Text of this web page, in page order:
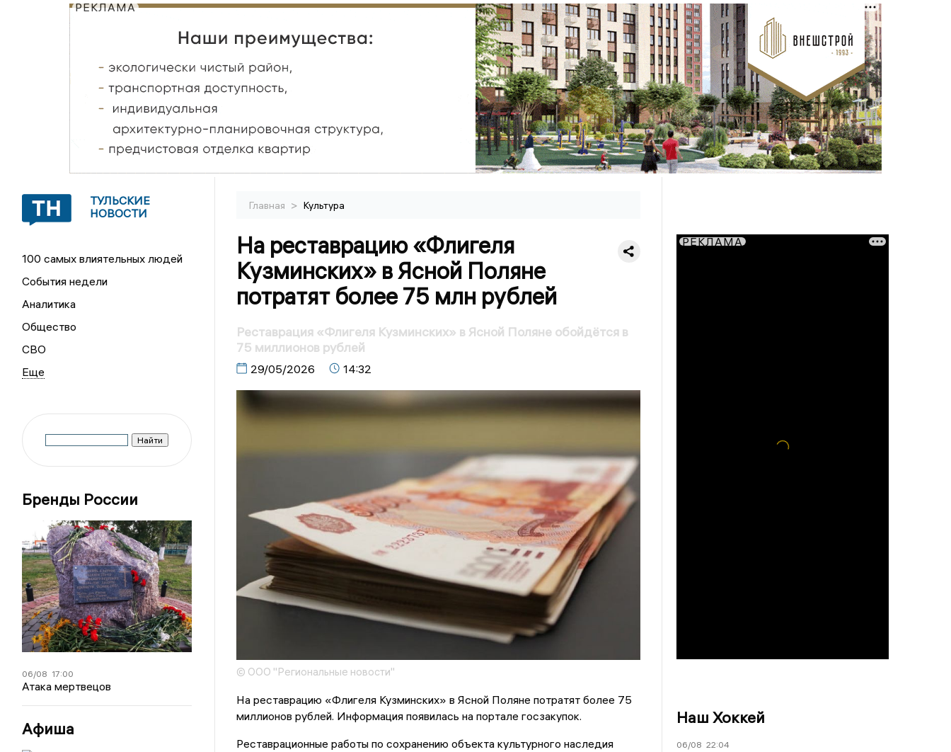
РЕКЛАМА
ТУЛЬСКИЕ
НОВОСТИ
100 самых влиятельных людей
События недели
Аналитика
Общество
СВО
Бренды России
06/08 17:00
Атака мертвецов
Афиша
Главная > Культура
На реставрацию «Флигеля
Кузминских» в Ясной Поляне
потратят более 75 млн рублей
Реставрация «Флигеля Кузминских» в Ясной Поляне обойдётся в
75 миллионов рублей
29/05/2026 14:32
© ООО "Региональные новости"
На реставрацию «Флигеля Кузминских» в Ясной Поляне потратят более 75
миллионов рублей. Информация появилась на портале госзакупок.
Реставрационные работы по сохранению объекта культурного наследия
РЕКЛАМА
Наш Хоккей
06/08 22:04